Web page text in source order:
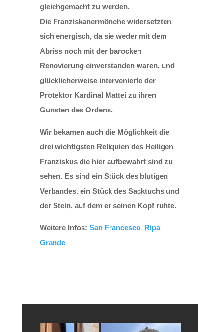
gleichgemacht zu werden.
Die Franziskanermönche widersetzten
sich energisch, da sie weder mit dem
Abriss noch mit der barocken
Renovierung einverstanden waren, und
glücklicherweise intervenierte der
Protektor Kardinal Mattei zu ihren
Gunsten des Ordens.
Wir bekamen auch die Möglichkeit die
drei wichtigsten Reliquien des Heiligen
Franziskus die hier aufbewahrt sind zu
sehen. Es sind ein Stück des blutigen
Verbandes, ein Stück des Sacktuchs und
der Stein, auf dem er seinen Kopf ruhte.
Weitere Infos: San Francesco_Ripa
Grande